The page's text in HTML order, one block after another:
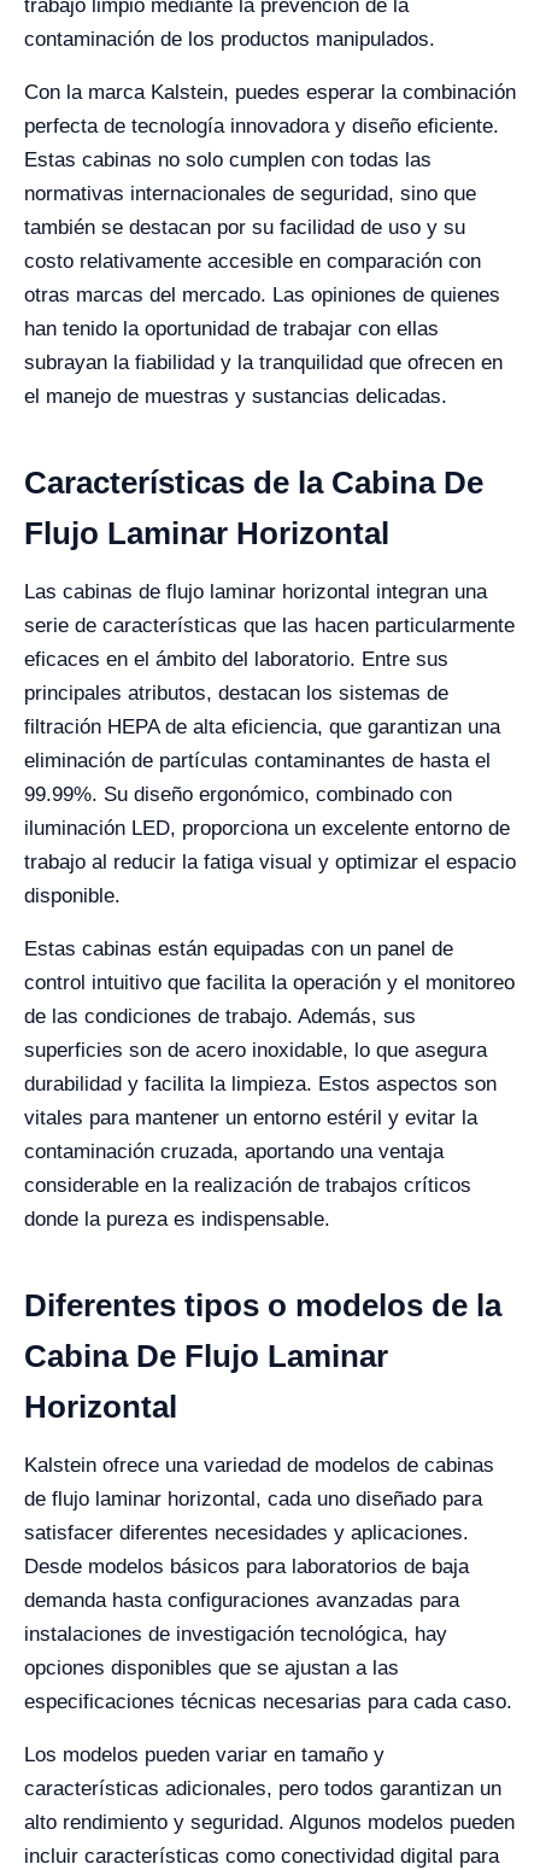
trabajo limpio mediante la prevención de la
contaminación de los productos manipulados.
Con la marca Kalstein, puedes esperar la combinación
perfecta de tecnología innovadora y diseño eficiente.
Estas cabinas no solo cumplen con todas las
normativas internacionales de seguridad, sino que
también se destacan por su facilidad de uso y su
costo relativamente accesible en comparación con
otras marcas del mercado. Las opiniones de quienes
han tenido la oportunidad de trabajar con ellas
subrayan la fiabilidad y la tranquilidad que ofrecen en
el manejo de muestras y sustancias delicadas.
Características de la Cabina De
Flujo Laminar Horizontal
Las cabinas de flujo laminar horizontal integran una
serie de características que las hacen particularmente
eficaces en el ámbito del laboratorio. Entre sus
principales atributos, destacan los sistemas de
filtración HEPA de alta eficiencia, que garantizan una
eliminación de partículas contaminantes de hasta el
99.99%. Su diseño ergonómico, combinado con
iluminación LED, proporciona un excelente entorno de
trabajo al reducir la fatiga visual y optimizar el espacio
disponible.
Estas cabinas están equipadas con un panel de
control intuitivo que facilita la operación y el monitoreo
de las condiciones de trabajo. Además, sus
superficies son de acero inoxidable, lo que asegura
durabilidad y facilita la limpieza. Estos aspectos son
vitales para mantener un entorno estéril y evitar la
contaminación cruzada, aportando una ventaja
considerable en la realización de trabajos críticos
donde la pureza es indispensable.
Diferentes tipos o modelos de la
Cabina De Flujo Laminar
Horizontal
Kalstein ofrece una variedad de modelos de cabinas
de flujo laminar horizontal, cada uno diseñado para
satisfacer diferentes necesidades y aplicaciones.
Desde modelos básicos para laboratorios de baja
demanda hasta configuraciones avanzadas para
instalaciones de investigación tecnológica, hay
opciones disponibles que se ajustan a las
especificaciones técnicas necesarias para cada caso.
Los modelos pueden variar en tamaño y
características adicionales, pero todos garantizan un
alto rendimiento y seguridad. Algunos modelos pueden
incluir características como conectividad digital para